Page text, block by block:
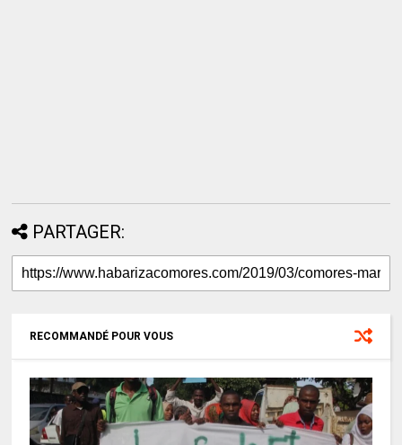
PARTAGER:
RECOMMANDÉ POUR VOUS